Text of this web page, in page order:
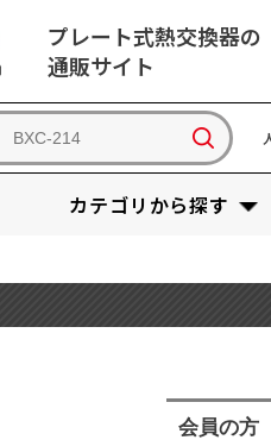
プレート式熱交換器の
通販サイト
カテゴリから探す
会員の方